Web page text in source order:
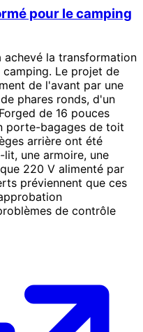
pour le camping
achevé la transformation
Le projet de
de l'avant par une
phares ronds, d'un
de 16 pouces
porte-bagages de toit
arrière ont été
une armoire, une
220 V alimenté par
préviennent que ces
de contrôle